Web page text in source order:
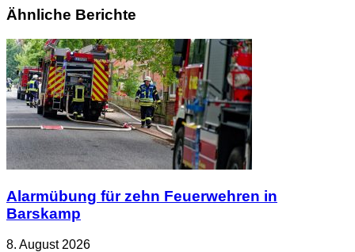
Ähnliche Berichte
Alarmübung für zehn Feuerwehren in
Barskamp
8. August 2026